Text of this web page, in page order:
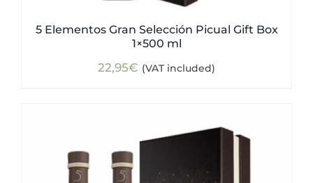
5 Elementos Gran Selección Picual Gift Box
1×500 ml
22,95€ (VAT included)